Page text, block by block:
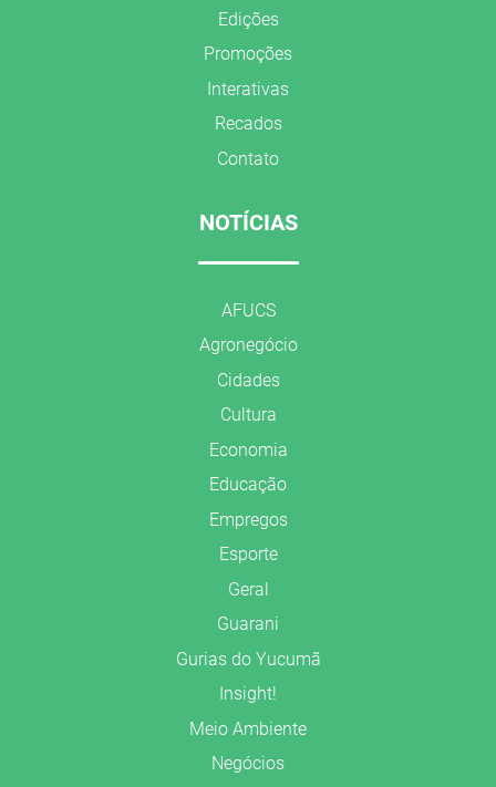
Edições
Promoções
Interativas
Recados
Contato
NOTÍCIAS
AFUCS
Agronegócio
Cidades
Cultura
Economia
Educação
Empregos
Esporte
Geral
Guarani
Gurias do Yucumã
Insight!
Meio Ambiente
Negócios